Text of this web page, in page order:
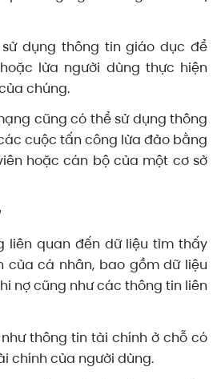
dụng thông tin giáo dục để
lừa người dùng thực hiện
chúng.
cũng có thể sử dụng thông
cuộc tấn công lừa đảo bằng
hoặc cán bộ của một cơ sở
liên quan đến dữ liệu tìm thấy
của cá nhân, bao gồm dữ liệu
nợ cũng như các thông tin liên
thông tin tài chính ở chỗ có
chính của người dùng.